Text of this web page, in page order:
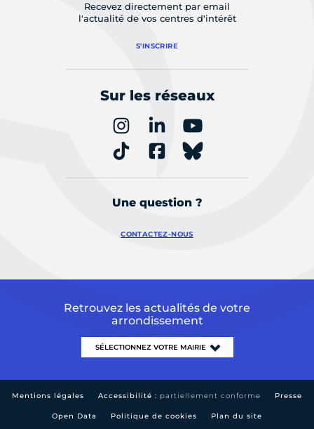
Recevez directement par email
l'actualité de vos centres d'intérêt
S'INSCRIRE
Sur les réseaux
Une question ?
CONTACTEZ-NOUS
Retrouvez les actualités de votre
arrondissement
Mentions légales Accessibilité : partiellement conforme Presse
Open Data Politique de cookies Plan du site